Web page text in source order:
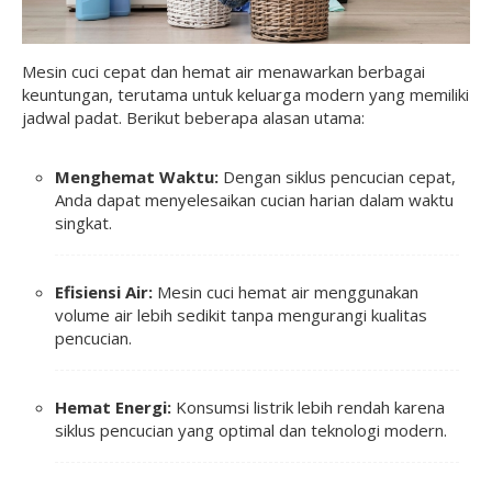
Mesin cuci cepat dan hemat air menawarkan berbagai
keuntungan, terutama untuk keluarga modern yang memiliki
jadwal padat. Berikut beberapa alasan utama:
Menghemat Waktu: Dengan siklus pencucian cepat,
Anda dapat menyelesaikan cucian harian dalam waktu
singkat.
Efisiensi Air: Mesin cuci hemat air menggunakan
volume air lebih sedikit tanpa mengurangi kualitas
pencucian.
Hemat Energi: Konsumsi listrik lebih rendah karena
siklus pencucian yang optimal dan teknologi modern.